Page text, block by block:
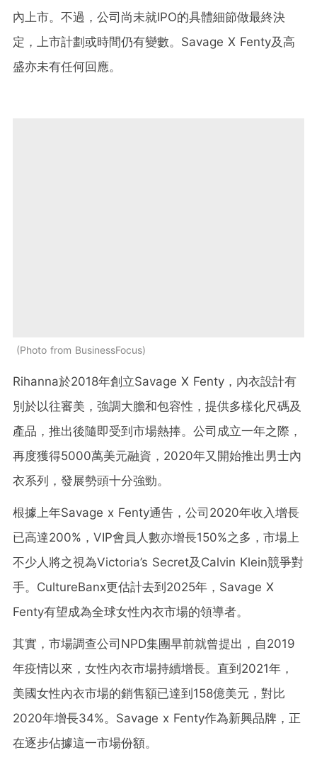
內上市。不過，公司尚未就IPO的具體細節做最終決
定，上市計劃或時間仍有變數。Savage X Fenty及高
盛亦未有任何回應。
Photo from BusinessFocus
Rihanna於2018年創立Savage X Fenty，內衣設計有
別於以往審美，強調大膽和包容性，提供多樣化尺碼及
產品，推出後隨即受到市場熱捧。公司成立一年之際，
再度獲得5000萬美元融資，2020年又開始推出男士內
衣系列，發展勢頭十分強勁。
根據上年Savage x Fenty通告，公司2020年收入增長
已高達200%，VIP會員人數亦增長150%之多，市場上
不少人將之視為Victoria’s Secret及Calvin Klein競爭對
手。CultureBanx更估計去到2025年，Savage X
Fenty有望成為全球女性內衣市場的領導者。
其實，市場調查公司NPD集團早前就曾提出，自2019
年疫情以來，女性內衣市場持續增長。直到2021年，
美國女性內衣市場的銷售額已達到158億美元，對比
2020年增長34%。Savage x Fenty作為新興品牌，正
在逐步佔據這一市場份額。